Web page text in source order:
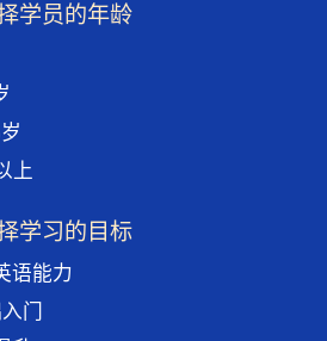
学员的年龄
上
学习的目标
语能力
门